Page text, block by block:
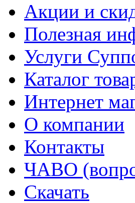
Акции и
Полезная
Услуги
Каталог
Интернет
О компании
Контакты
ЧАВО
Скачать